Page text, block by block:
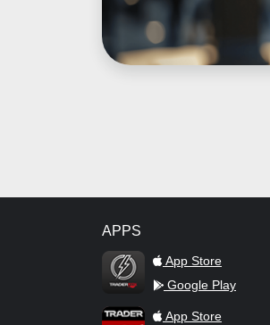
APPS
TraderFox Flash
App Store
Google Play
TraderFox AppApp Store